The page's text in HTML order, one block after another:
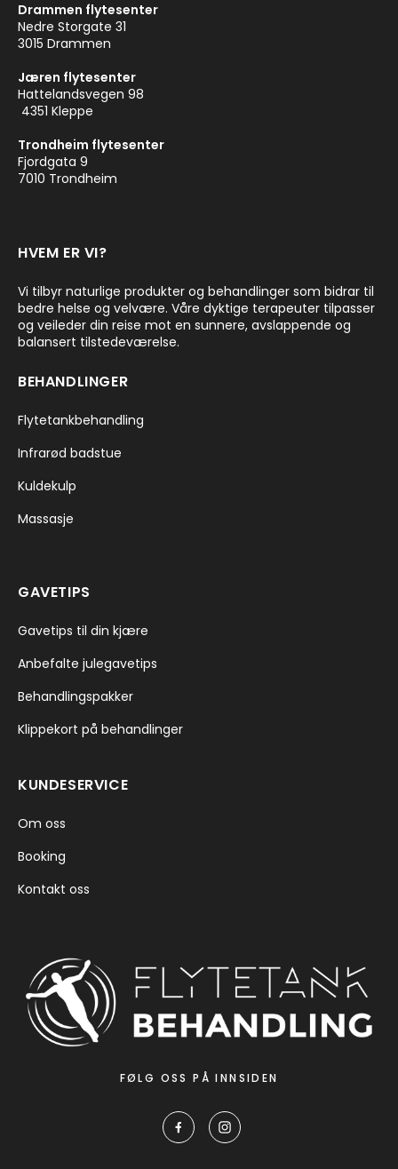
Drammen flytesenter
Nedre Storgate 31
3015 Drammen
Jæren flytesenter
Hattelandsvegen 98
4351 Kleppe
Trondheim flytesenter
Fjordgata 9
7010 Trondheim
HVEM ER VI?
Vi tilbyr naturlige produkter og behandlinger som bidrar til
bedre helse og velvære. Våre dyktige terapeuter tilpasser
og veileder din reise mot en sunnere, avslappende og
balansert tilstedeværelse.
BEHANDLINGER
Flytetankbehandling
Infrarød badstue
Kuldekulp
Massasje
GAVETIPS
Gavetips til din kjære
Anbefalte julegavetips
Behandlingspakker
Klippekort på behandlinger
KUNDESERVICE
Om oss
Booking
Kontakt oss
FØLG OSS PÅ INNSIDEN